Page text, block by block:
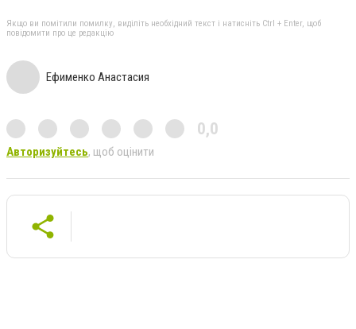
Якщо ви помітили помилку, виділіть необхідний текст і натисніть Ctrl + Enter, щоб
повідомити про це редакцію
Ефименко Анастасия
0,0
Авторизуйтесь, щоб оцінити